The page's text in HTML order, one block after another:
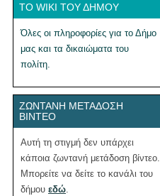
ΤΟ WIKI ΤΟΥ ΔΉΜΟΥ
Όλες οι πληροφορίες για το Δήμο
μας και τα δικαιώματα του
πολίτη.
ΖΩΝΤΑΝΉ ΜΕΤΆΔΟΣΗ
ΒΊΝΤΕΟ
Αυτή τη στιγμή δεν υπάρχει
κάποια ζωντανή μετάδοση βίντεο.
Μπορείτε να δείτε το κανάλι του
δήμου εδώ.